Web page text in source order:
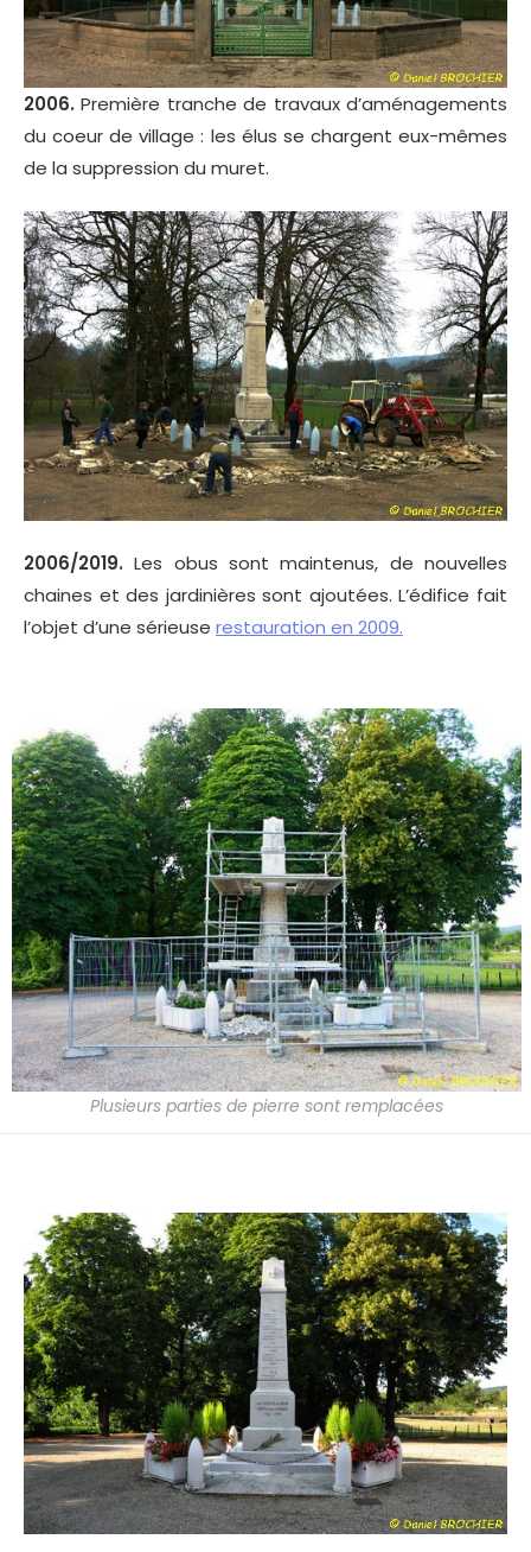
2006. Première tranche de travaux d’aménagements
du coeur de village : les élus se chargent eux-mêmes
de la suppression du muret.
2006/2019. Les obus sont maintenus, de nouvelles
chaines et des jardinières sont ajoutées. L’édifice fait
l’objet d’une sérieuse restauration en 2009.
Plusieurs parties de pierre sont remplacées